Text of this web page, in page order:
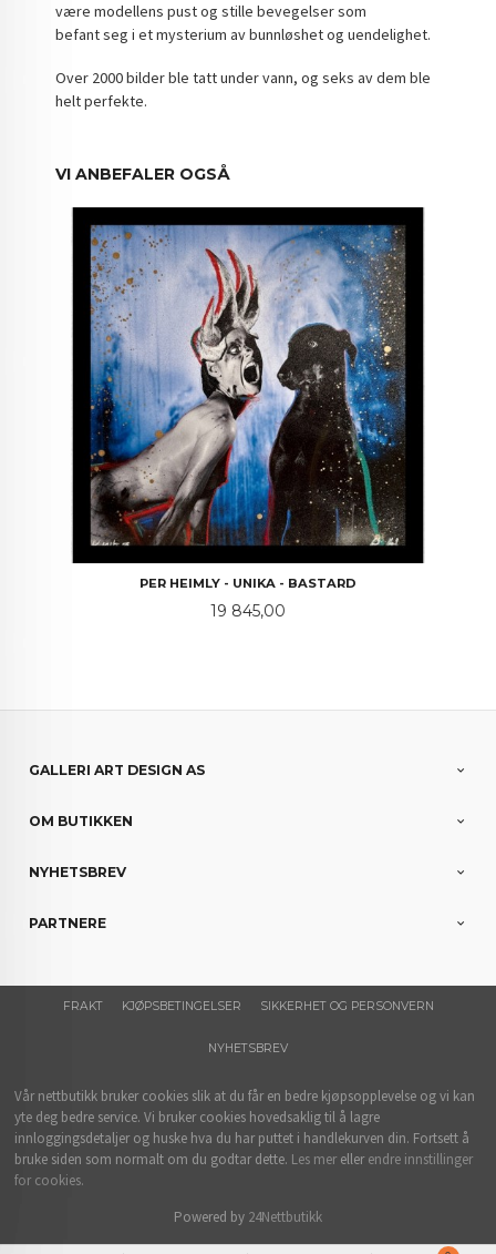
være modellens pust og stille bevegelser som
befant seg i et mysterium av bunnløshet og uendelighet.
Over 2000 bilder ble tatt under vann, og seks av dem ble
helt perfekte.
VI ANBEFALER OGSÅ
PER HEIMLY - UNIKA - BASTARD
Pris
19 845,00
GALLERI ART DESIGN AS
OM BUTIKKEN
NYHETSBREV
PARTNERE
FRAKT KJØPSBETINGELSER SIKKERHET OG PERSONVERN
NYHETSBREV
Vår nettbutikk bruker cookies slik at du får en bedre kjøpsopplevelse og vi kan
yte deg bedre service. Vi bruker cookies hovedsaklig til å lagre
innloggingsdetaljer og huske hva du har puttet i handlekurven din. Fortsett å
bruke siden som normalt om du godtar dette. Les mer eller endre innstillinger
for cookies.
Powered by 24Nettbutikk